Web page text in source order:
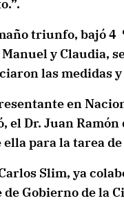
triunfo, bajó
y Claudia,
las medidas y
en
el Dr. Juan Ramón
para la tarea
Slim, ya
Gobierno de la